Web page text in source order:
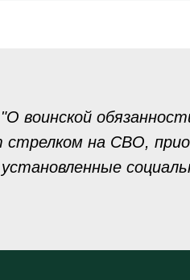
воинской
на СВО,